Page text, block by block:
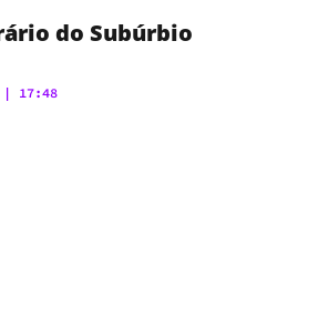
do Subúrbio
17:48